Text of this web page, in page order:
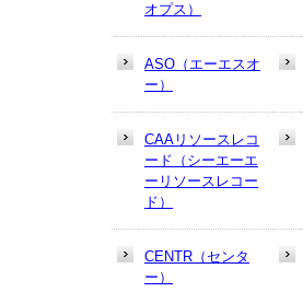
オプス）
ASO（エーエスオ
ー）
CAAリソースレコ
ード（シーエーエ
ーリソースレコー
ド）
CENTR（センタ
ー）